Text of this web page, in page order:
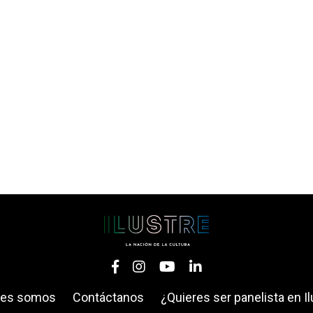
somos Contáctanos ¿Quieres ser panelista en